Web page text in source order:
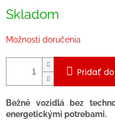
Skladom
Možnosti doručenia
Pridať
Bežné vozidlá bez
energetickými potrebami.